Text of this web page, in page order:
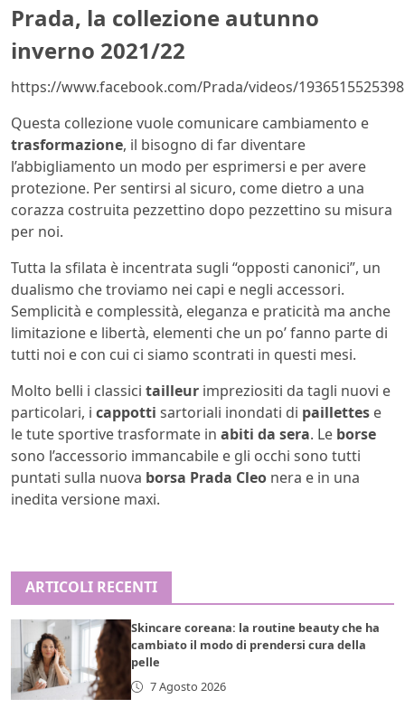
Prada, la collezione autunno
inverno 2021/22
https://www.facebook.com/Prada/videos/
Questa collezione vuole comunicare cambiamento e
trasformazione, il bisogno di far diventare
l’abbigliamento un modo per esprimersi e per avere
protezione. Per sentirsi al sicuro, come dietro a una
corazza costruita pezzettino dopo pezzettino su misura
per noi.
Tutta la sfilata è incentrata sugli “opposti canonici”, un
dualismo che troviamo nei capi e negli accessori.
Semplicità e complessità, eleganza e praticità ma anche
limitazione e libertà, elementi che un po’ fanno parte di
tutti noi e con cui ci siamo scontrati in questi mesi.
Molto belli i classici tailleur impreziositi da tagli nuovi e
particolari, i cappotti sartoriali inondati di paillettes e
le tute sportive trasformate in abiti da sera. Le borse
sono l’accessorio immancabile e gli occhi sono tutti
puntati sulla nuova borsa Prada Cleo nera e in una
inedita versione maxi.
ARTICOLI RECENTI
Skincare coreana: la routine beauty che ha
cambiato il modo di prendersi cura della
pelle
7 Agosto 2026